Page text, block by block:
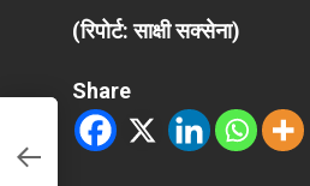
(रिपोर्ट: साक्षी सक्सेना)
Share